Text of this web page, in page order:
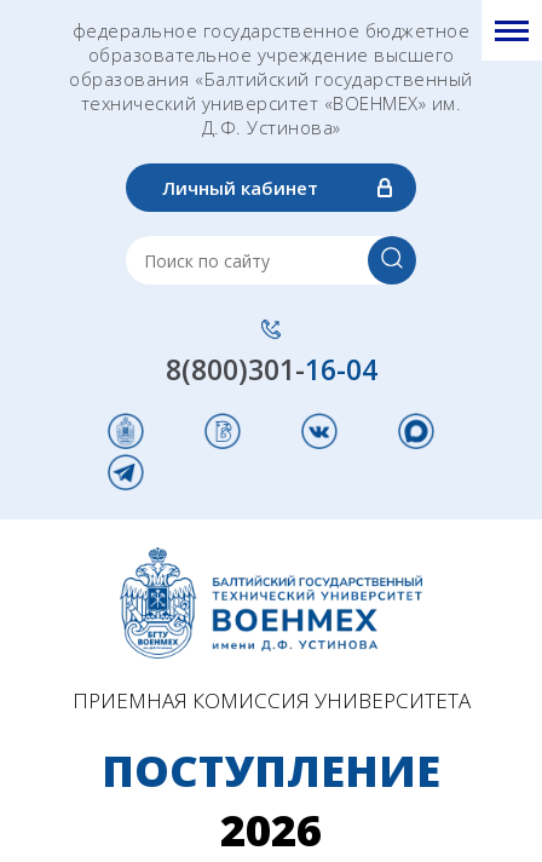
федеральное государственное бюджетное
образовательное учреждение высшего
образования «Балтийский государственный
технический университет «ВОЕНМЕХ» им.
Д.Ф. Устинова»
Личный кабинет
8(800)301-16-04
ПРИЕМНАЯ КОМИССИЯ УНИВЕРСИТЕТА
ПОСТУПЛЕНИЕ
2026